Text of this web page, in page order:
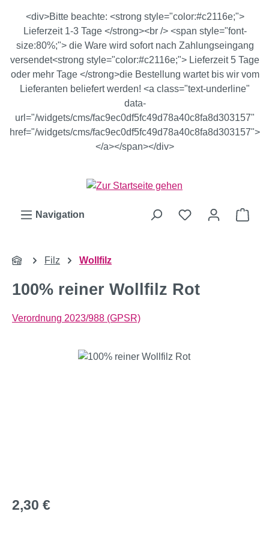
Zum Hauptinhalt springen
<div>Bitte beachte: <strong style="color:#c2116e;">
Lieferzeit 1-3 Tage </strong><br /> <span style="font-
size:80%;"> die Ware wird sofort nach Zahlungseingang
versendet<strong style="color:#c2116e;"> Lieferzeit 5 Tage
oder mehr Tage </strong>die Bestellung wartet bis wir vom
Lieferanten beliefert werden! <a class="text-underline"
data-
url="/widgets/cms/fac9ec0df5fc49d78a40c8fa8d303157"
href="/widgets/cms/fac9ec0df5fc49d78a40c8fa8d303157">
</a></span></div>
Navigation
Filz Wollfilz
100% reiner Wollfilz Rot
Verordnung 2023/988 (GPSR)
Bildergalerie überspringen
Regulärer Preis:
2,30 €